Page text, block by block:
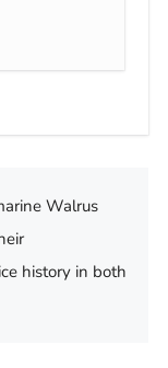
Walrus
history in both